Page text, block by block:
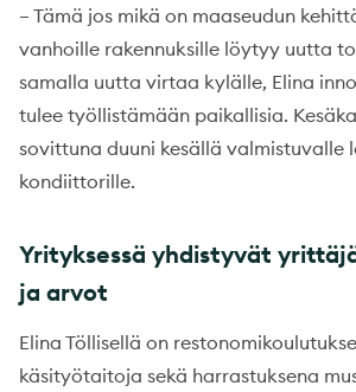
– Tämä jos mikä on maaseudun
vanhoille rakennuksille löytyy uutta
samalla uutta virtaa kylälle, Elina
tulee työllistämään paikallisia.
sovittuna duuni kesällä valmistuvalle
kondiittorille.
Yrityksessä yhdistyvät
ja arvot
Elina Töllisellä on
käsityötaitoja sekä harrastuksena